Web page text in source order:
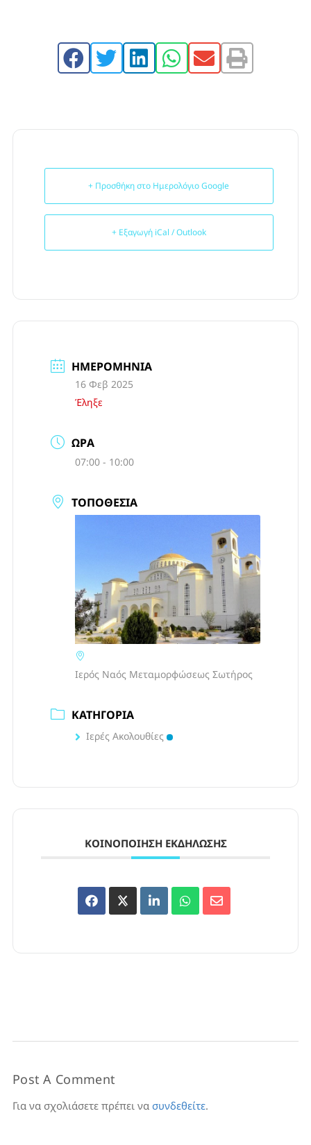
+ Προσθήκη στο Ημερολόγιο Google
+ Εξαγωγή iCal / Outlook
ΗΜΕΡΟΜΗΝΊΑ
16 Φεβ 2025
Έληξε
ΏΡΑ
07:00 - 10:00
ΤΟΠΟΘΕΣΊΑ
Ιερός Ναός Μεταμορφώσεως Σωτήρος
ΚΑΤΗΓΟΡΊΑ
Ιερές Ακολουθίες
ΚΟΙΝΟΠΟΊΗΣΗ ΕΚΔΉΛΩΣΗΣ
Post A Comment
Για να σχολιάσετε πρέπει να συνδεθείτε.